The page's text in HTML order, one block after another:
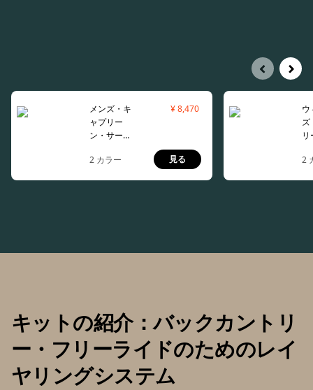
メンズ・キ
ャプリー
ン・サーマ
ト・ブーツ
¥ 8,470
2 カラー 見る
ウ
ズ
イ
2
キットの紹介：バックカントリ
ー・フリーライドのためのレイ
ヤリングシステム